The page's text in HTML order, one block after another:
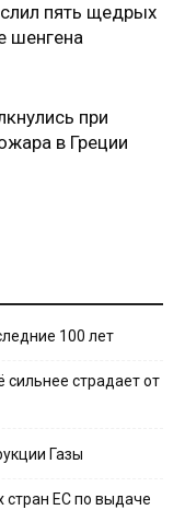
пять щедрых
шенгена
при
в Греции
100 лет
сильнее страдает от
Газы
стран ЕС по выдаче